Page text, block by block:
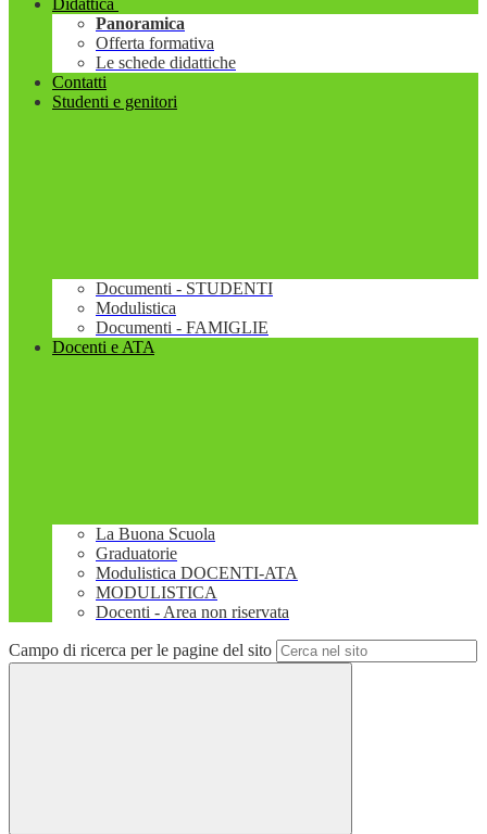
Didattica
Panoramica
Offerta formativa
Le schede didattiche
Contatti
Studenti e genitori
Documenti - STUDENTI
Modulistica
Documenti - FAMIGLIE
Docenti e ATA
La Buona Scuola
Graduatorie
Modulistica DOCENTI-ATA
MODULISTICA
Docenti - Area non riservata
Campo di ricerca per le pagine del sito